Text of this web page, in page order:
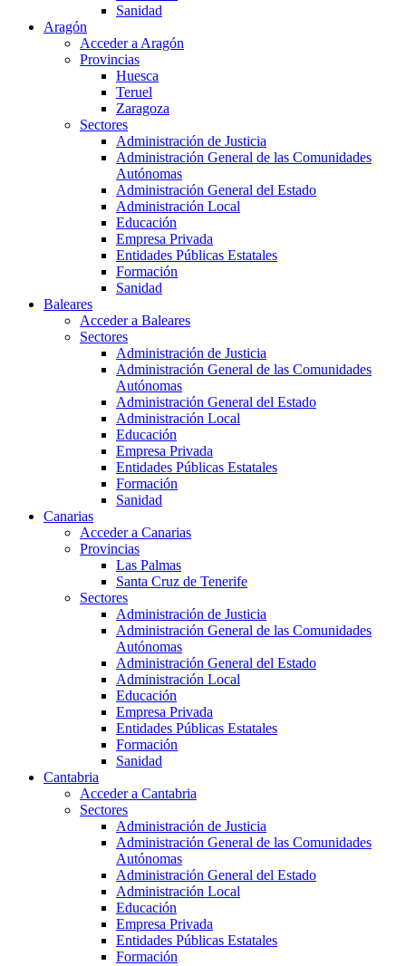
Sanidad
Aragón
Acceder a Aragón
Provincias
Huesca
Teruel
Zaragoza
Sectores
Administración de Justicia
Administración General de las Comunidades
Autónomas
Administración General del Estado
Administración Local
Educación
Empresa Privada
Entidades Públicas Estatales
Formación
Sanidad
Baleares
Acceder a Baleares
Sectores
Administración de Justicia
Administración General de las Comunidades
Autónomas
Administración General del Estado
Administración Local
Educación
Empresa Privada
Entidades Públicas Estatales
Formación
Sanidad
Canarias
Acceder a Canarias
Provincias
Las Palmas
Santa Cruz de Tenerife
Sectores
Administración de Justicia
Administración General de las Comunidades
Autónomas
Administración General del Estado
Administración Local
Educación
Empresa Privada
Entidades Públicas Estatales
Formación
Sanidad
Cantabria
Acceder a Cantabria
Sectores
Administración de Justicia
Administración General de las Comunidades
Autónomas
Administración General del Estado
Administración Local
Educación
Empresa Privada
Entidades Públicas Estatales
Formación